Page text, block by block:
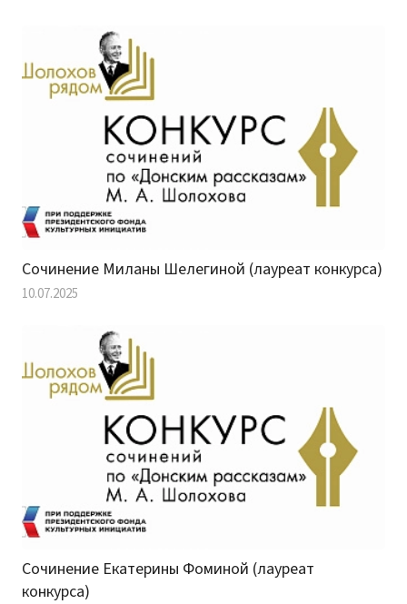
Сочинение Миланы Шелегиной (лауреат конкурса)
10.07.2025
Сочинение Екатерины Фоминой (лауреат
конкурса)